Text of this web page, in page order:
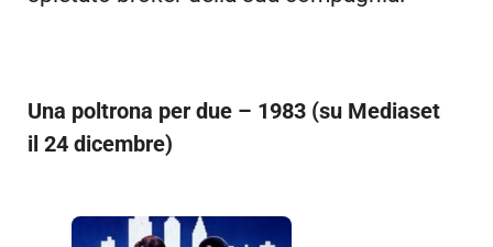
Una poltrona per due – 1983 (su Mediaset
il 24 dicembre)